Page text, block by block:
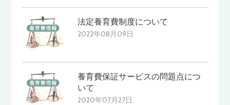
法定養育費制度について
2022年08月09日
養育費保証サービスの問題点につ
いて
2020年07月27日